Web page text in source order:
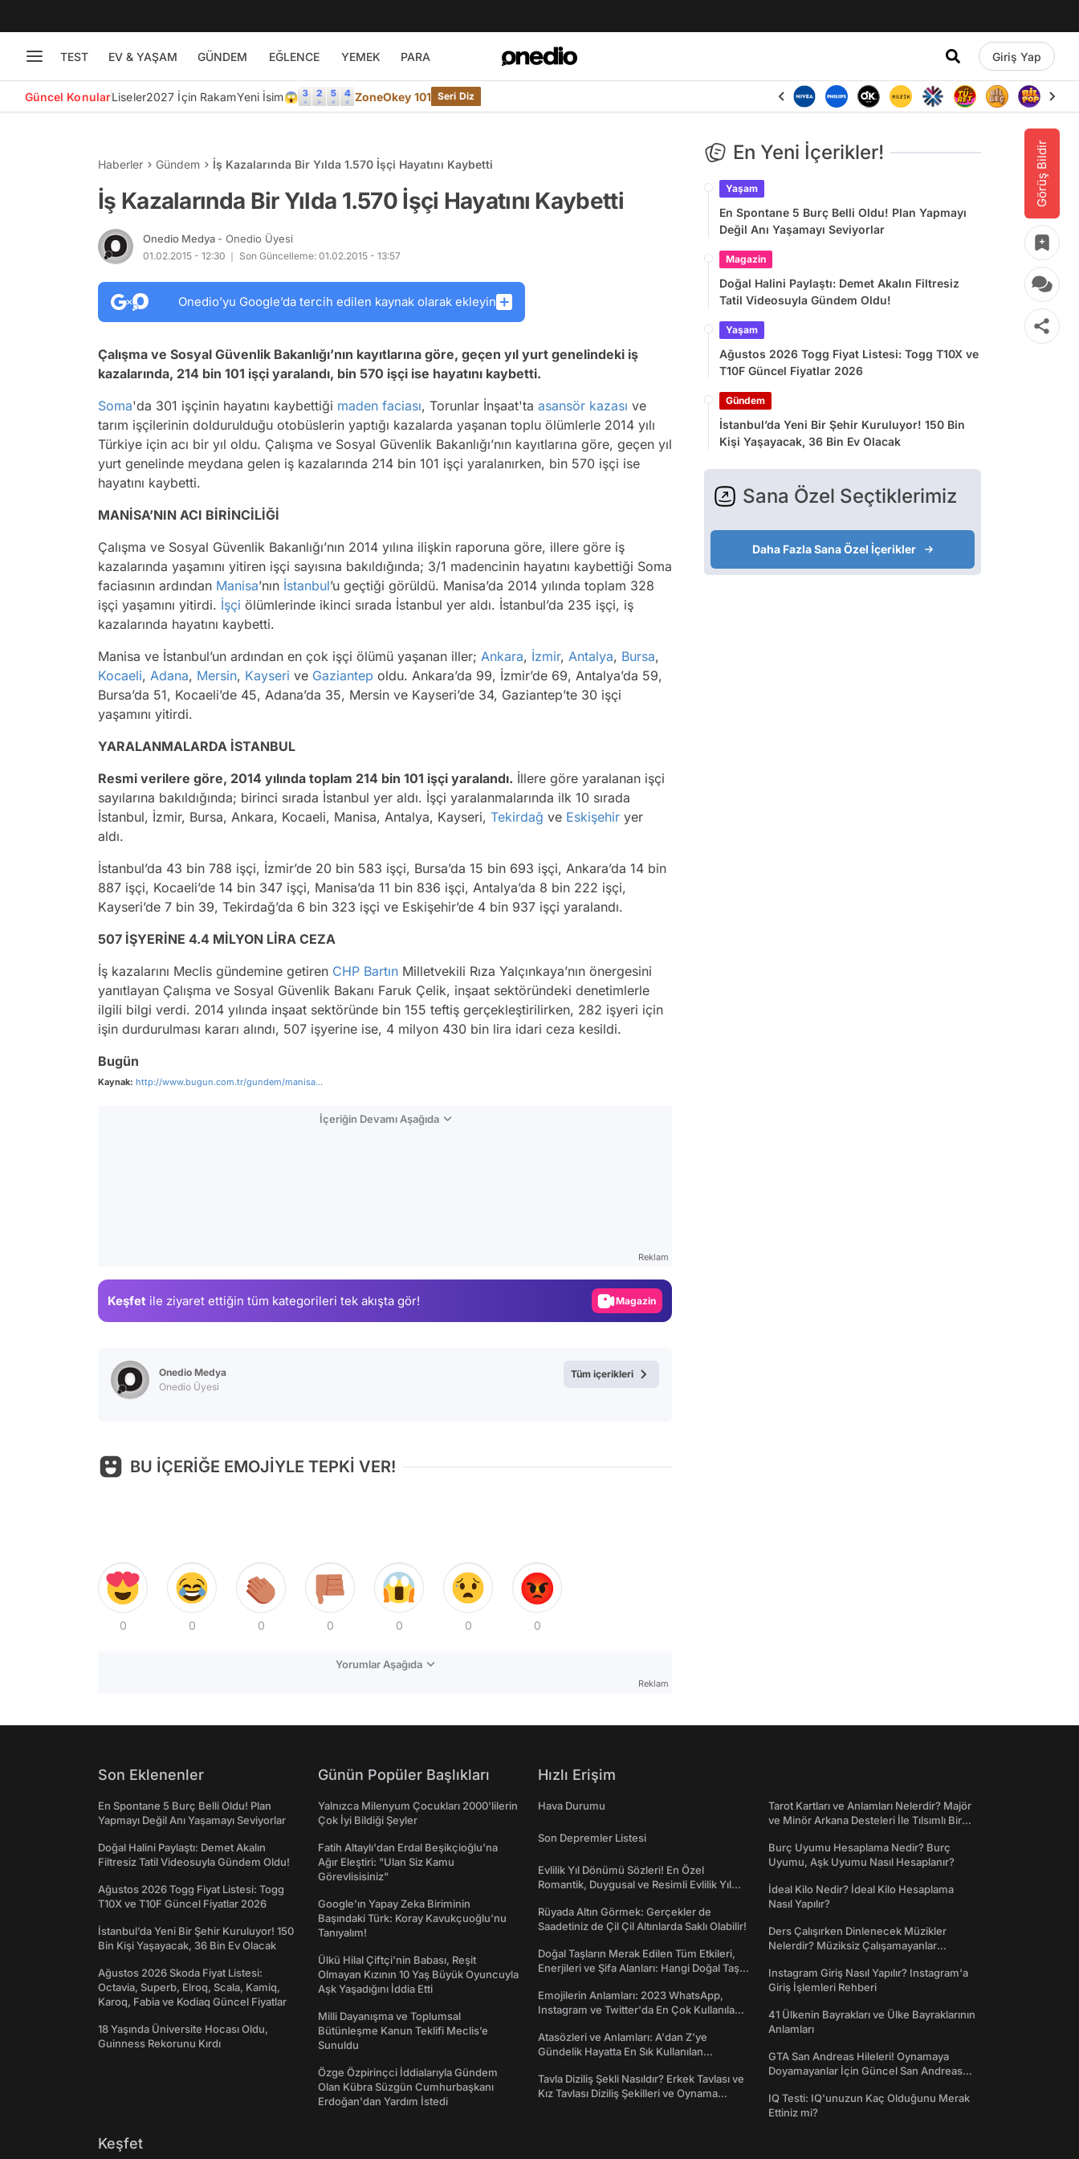
TEST EV & YAŞAM GÜNDEM EĞLENCE YEMEK PARA Giriş Yap
Güncel KonularLiseler2027 İçin RakamYeni İsim😱 ZoneOkey 101 Seri Diz
Görüş Bildir
Haberler Gündem İş Kazalarında Bir Yılda 1.570 İşçi Hayatını Kaybetti
İş Kazalarında Bir Yılda 1.570 İşçi Hayatını Kaybetti
Onedio Medya - Onedio Üyesi
01.02.2015 - 12:30 Son Güncelleme: 01.02.2015 - 13:57
Onedio’yu Google’da tercih edilen kaynak olarak ekleyin
Çalışma ve Sosyal Güvenlik Bakanlığı’nın kayıtlarına göre, geçen yıl yurt genelindeki iş
kazalarında, 214 bin 101 işçi yaralandı, bin 570 işçi ise hayatını kaybetti.
Soma'da 301 işçinin hayatını kaybettiği maden faciası, Torunlar İnşaat'ta asansör kazası ve
tarım işçilerinin doldurulduğu otobüslerin yaptığı kazalarda yaşanan toplu ölümlerle 2014 yılı
Türkiye için acı bir yıl oldu. Çalışma ve Sosyal Güvenlik Bakanlığı’nın kayıtlarına göre, geçen yıl
yurt genelinde meydana gelen iş kazalarında 214 bin 101 işçi yaralanırken, bin 570 işçi ise
hayatını kaybetti.
MANİSA’NIN ACI BİRİNCİLİĞİ
Çalışma ve Sosyal Güvenlik Bakanlığı’nın 2014 yılına ilişkin raporuna göre, illere göre iş
kazalarında yaşamını yitiren işçi sayısına bakıldığında; 3/1 madencinin hayatını kaybettiği Soma
faciasının ardından Manisa’nın İstanbul’u geçtiği görüldü. Manisa’da 2014 yılında toplam 328
işçi yaşamını yitirdi. İşçi ölümlerinde ikinci sırada İstanbul yer aldı. İstanbul’da 235 işçi, iş
kazalarında hayatını kaybetti.
Manisa ve İstanbul’un ardından en çok işçi ölümü yaşanan iller; Ankara, İzmir, Antalya, Bursa,
Kocaeli, Adana, Mersin, Kayseri ve Gaziantep oldu. Ankara’da 99, İzmir’de 69, Antalya’da 59,
Bursa’da 51, Kocaeli’de 45, Adana’da 35, Mersin ve Kayseri’de 34, Gaziantep’te 30 işçi
yaşamını yitirdi.
YARALANMALARDA İSTANBUL
Resmi verilere göre, 2014 yılında toplam 214 bin 101 işçi yaralandı. İllere göre yaralanan işçi
sayılarına bakıldığında; birinci sırada İstanbul yer aldı. İşçi yaralanmalarında ilk 10 sırada
İstanbul, İzmir, Bursa, Ankara, Kocaeli, Manisa, Antalya, Kayseri, Tekirdağ ve Eskişehir yer
aldı.
İstanbul’da 43 bin 788 işçi, İzmir’de 20 bin 583 işçi, Bursa’da 15 bin 693 işçi, Ankara’da 14 bin
887 işçi, Kocaeli’de 14 bin 347 işçi, Manisa’da 11 bin 836 işçi, Antalya’da 8 bin 222 işçi,
Kayseri’de 7 bin 39, Tekirdağ’da 6 bin 323 işçi ve Eskişehir’de 4 bin 937 işçi yaralandı.
507 İŞYERİNE 4.4 MİLYON LİRA CEZA
İş kazalarını Meclis gündemine getiren CHP Bartın Milletvekili Rıza Yalçınkaya’nın önergesini
yanıtlayan Çalışma ve Sosyal Güvenlik Bakanı Faruk Çelik, inşaat sektöründeki denetimlerle
ilgili bilgi verdi. 2014 yılında inşaat sektöründe bin 155 teftiş gerçekleştirilirken, 282 işyeri için
işin durdurulması kararı alındı, 507 işyerine ise, 4 milyon 430 bin lira idari ceza kesildi.
Bugün
Kaynak: http://www.bugun.com.tr/gundem/manisa...
İçeriğin Devamı Aşağıda
Reklam
Keşfet ile ziyaret ettiğin tüm kategorileri tek akışta gör! Magazin
Onedio Medya
Onedio Üyesi
Tüm içerikleri
BU İÇERİĞE EMOJİYLE TEPKİ VER!
0 0 0 0 0 0 0
Yorumlar Aşağıda
Reklam
En Yeni İçerikler!
Yaşam
En Spontane 5 Burç Belli Oldu! Plan Yapmayı
Değil Anı Yaşamayı Seviyorlar
Magazin
Doğal Halini Paylaştı: Demet Akalın Filtresiz
Tatil Videosuyla Gündem Oldu!
Yaşam
Ağustos 2026 Togg Fiyat Listesi: Togg T10X ve
T10F Güncel Fiyatlar 2026
Gündem
İstanbul’da Yeni Bir Şehir Kuruluyor! 150 Bin
Kişi Yaşayacak, 36 Bin Ev Olacak
Sana Özel Seçtiklerimiz
Daha Fazla Sana Özel İçerikler
Son Eklenenler
En Spontane 5 Burç Belli Oldu! Plan
Yapmayı Değil Anı Yaşamayı Seviyorlar
Doğal Halini Paylaştı: Demet Akalın
Filtresiz Tatil Videosuyla Gündem Oldu!
Ağustos 2026 Togg Fiyat Listesi: Togg
T10X ve T10F Güncel Fiyatlar 2026
İstanbul’da Yeni Bir Şehir Kuruluyor! 150
Bin Kişi Yaşayacak, 36 Bin Ev Olacak
Ağustos 2026 Skoda Fiyat Listesi:
Octavia, Superb, Elroq, Scala, Kamiq,
Karoq, Fabia ve Kodiaq Güncel Fiyatlar
18 Yaşında Üniversite Hocası Oldu,
Guinness Rekorunu Kırdı
Günün Popüler Başlıkları
Yalnızca Milenyum Çocukları 2000'lilerin
Çok İyi Bildiği Şeyler
Fatih Altaylı'dan Erdal Beşikçioğlu'na
Ağır Eleştiri: "Ulan Siz Kamu
Görevlisisiniz"
Google'ın Yapay Zeka Biriminin
Başındaki Türk: Koray Kavukçuoğlu'nu
Tanıyalım!
Ülkü Hilal Çiftçi'nin Babası, Reşit
Olmayan Kızının 10 Yaş Büyük Oyuncuyla
Aşk Yaşadığını İddia Etti
Milli Dayanışma ve Toplumsal
Bütünleşme Kanun Teklifi Meclis’e
Sunuldu
Özge Özpirinçci İddialarıyla Gündem
Olan Kübra Süzgün Cumhurbaşkanı
Erdoğan'dan Yardım İstedi
Hızlı Erişim
Hava Durumu
Son Depremler Listesi
Evlilik Yıl Dönümü Sözleri! En Özel
Romantik, Duygusal ve Resimli Evlilik Yıl
Rüyada Altın Görmek: Gerçekler de
Saadetiniz de Çil Çil Altınlarda Saklı Olabilir!
Doğal Taşların Merak Edilen Tüm Etkileri,
Enerjileri ve Şifa Alanları: Hangi Doğal Taş
Emojilerin Anlamları: 2023 WhatsApp,
Instagram ve Twitter'da En Çok Kullanılan
Atasözleri ve Anlamları: A'dan Z'ye
Gündelik Hayatta En Sık Kullanılan
Tavla Diziliş Şekli Nasıldır? Erkek Tavlası ve
Kız Tavlası Diziliş Şekilleri ve Oynama
Tarot Kartları ve Anlamları Nelerdir? Majör
ve Minör Arkana Desteleri İle Tılsımlı Bir
Burç Uyumu Hesaplama Nedir? Burç
Uyumu, Aşk Uyumu Nasıl Hesaplanır?
İdeal Kilo Nedir? İdeal Kilo Hesaplama
Nasıl Yapılır?
Ders Çalışırken Dinlenecek Müzikler
Nelerdir? Müziksiz Çalışamayanlar
Instagram Giriş Nasıl Yapılır? Instagram'a
Giriş İşlemleri Rehberi
41 Ülkenin Bayrakları ve Ülke Bayraklarının
Anlamları
GTA San Andreas Hileleri! Oynamaya
Doyamayanlar İçin Güncel San Andreas
IQ Testi: IQ'unuzun Kaç Olduğunu Merak
Ettiniz mi?
Keşfet